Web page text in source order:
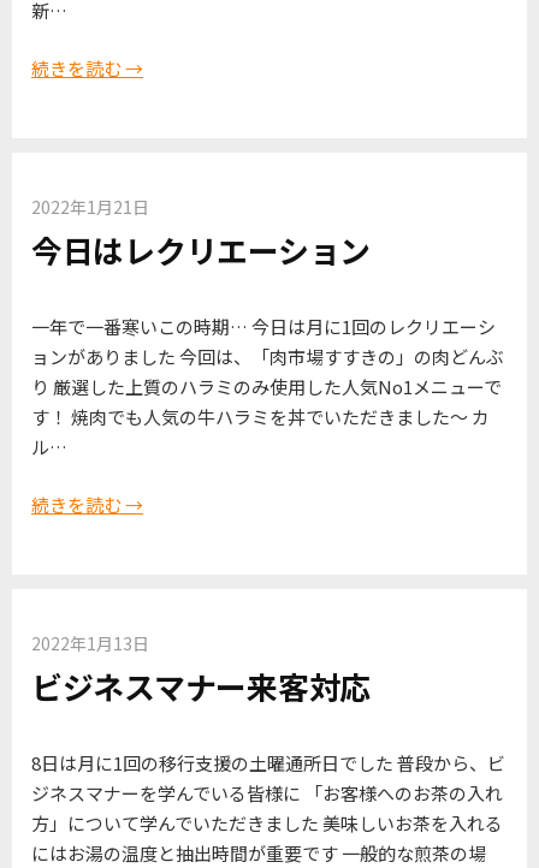
新…
続きを読む →
2022年1月21日
今日はレクリエーション
一年で一番寒いこの時期… 今日は月に1回のレクリエーシ
ョンがありました 今回は、「肉市場すすきの」の肉どんぶ
り 厳選した上質のハラミのみ使用した人気No1メニューで
す！ 焼肉でも人気の牛ハラミを丼でいただきました～ カ
ル…
続きを読む →
2022年1月13日
ビジネスマナー来客対応
8日は月に1回の移行支援の土曜通所日でした 普段から、ビ
ジネスマナーを学んでいる皆様に 「お客様へのお茶の入れ
方」について学んでいただきました 美味しいお茶を入れる
にはお湯の温度と抽出時間が重要です 一般的な煎茶の場